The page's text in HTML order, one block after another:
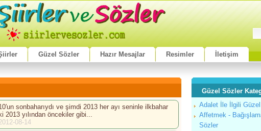
Güzel Sözler Hazır Mesajlar Resimler İletişim
sonbaharıydı ve şimdi 2013 her ayı seninle ilkbahar
2013 yılından öncekiler gibi...
08-14
Güzel Sözler
Adalet İle İlgili
Affetmek -
Sözler